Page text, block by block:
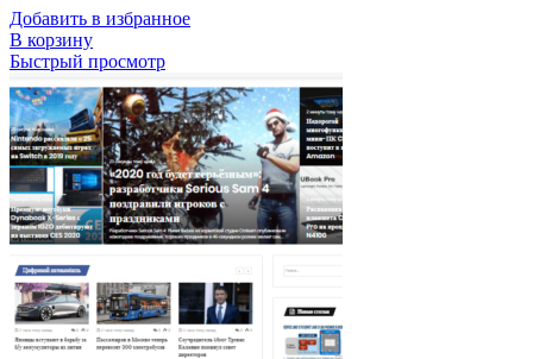
Добавить в избранное
В корзину
Быстрый просмотр